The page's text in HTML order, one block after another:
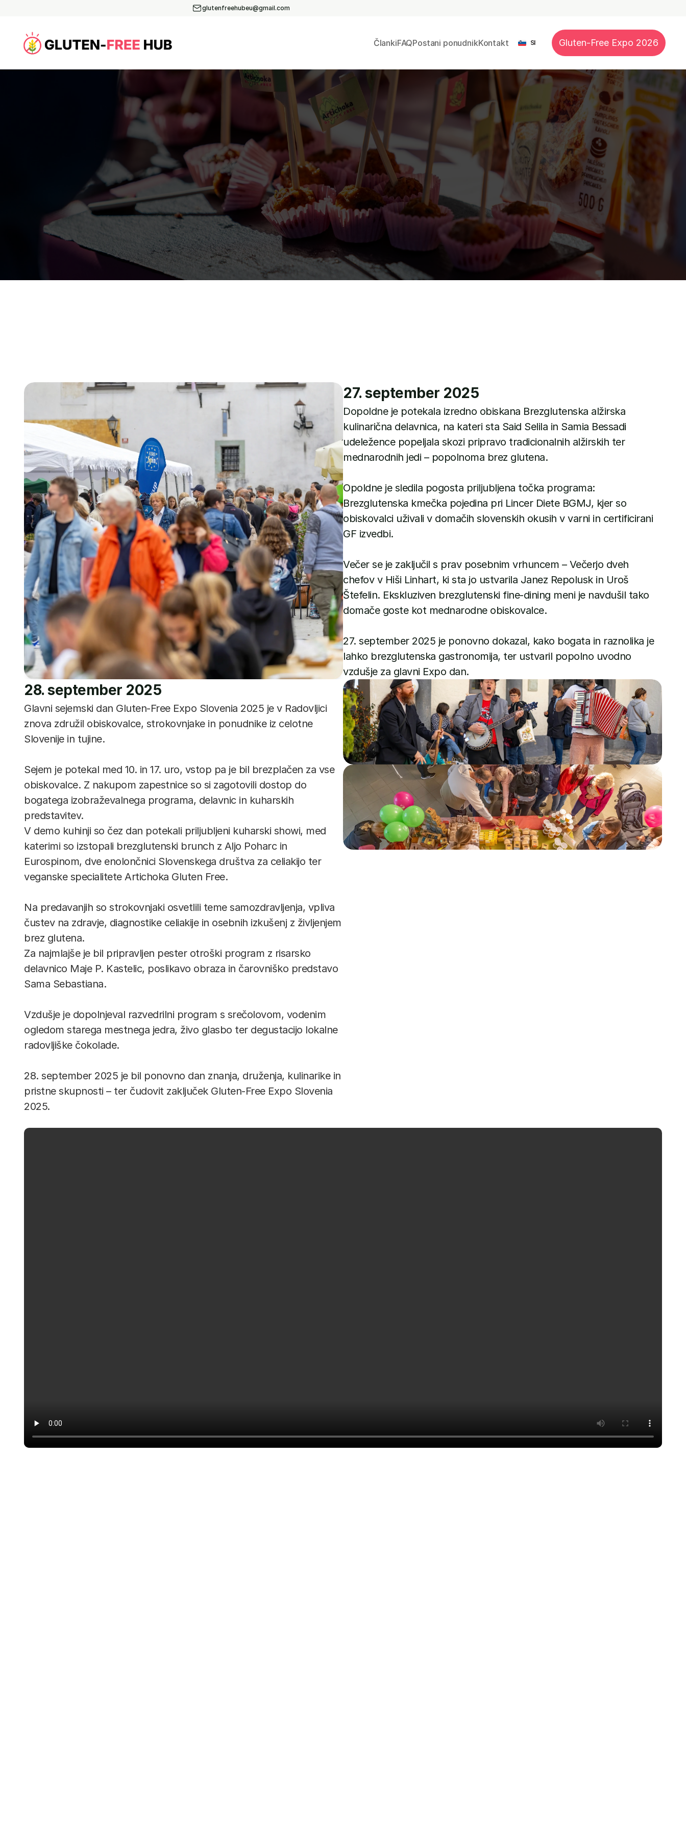
glutenfreehubeu@gmail.com
ČlankiFAQPostani ponudnikKontakt
Select Language
SI Gluten-Free Expo 2026
27. september 2025
Dopoldne je potekala izredno obiskana Brezglutenska alžirska
kulinarična delavnica, na kateri sta Said Selila in Samia Bessadi
udeležence popeljala skozi pripravo tradicionalnih alžirskih ter
mednarodnih jedi – popolnoma brez glutena.
Opoldne je sledila pogosta priljubljena točka programa:
Brezglutenska kmečka pojedina pri Lincer Diete BGMJ, kjer so
obiskovalci uživali v domačih slovenskih okusih v varni in certificirani
GF izvedbi.
Večer se je zaključil s prav posebnim vrhuncem – Večerjo dveh
chefov v Hiši Linhart, ki sta jo ustvarila Janez Repolusk in Uroš
Štefelin. Ekskluziven brezglutenski fine-dining meni je navdušil tako
domače goste kot mednarodne obiskovalce.
27. september 2025 je ponovno dokazal, kako bogata in raznolika je
lahko brezglutenska gastronomija, ter ustvaril popolno uvodno
vzdušje za glavni Expo dan.
28. september 2025
Glavni sejemski dan Gluten-Free Expo Slovenia 2025 je v Radovljici
znova združil obiskovalce, strokovnjake in ponudnike iz celotne
Slovenije in tujine.
Sejem je potekal med 10. in 17. uro, vstop pa je bil brezplačen za vse
obiskovalce. Z nakupom zapestnice so si zagotovili dostop do
bogatega izobraževalnega programa, delavnic in kuharskih
predstavitev.
V demo kuhinji so čez dan potekali priljubljeni kuharski showi, med
katerimi so izstopali brezglutenski brunch z Aljo Poharc in
Eurospinom, dve enolončnici Slovenskega društva za celiakijo ter
veganske specialitete Artichoka Gluten Free.
Na predavanjih so strokovnjaki osvetlili teme samozdravljenja, vpliva
čustev na zdravje, diagnostike celiakije in osebnih izkušenj z življenjem
brez glutena.
Za najmlajše je bil pripravljen pester otroški program z risarsko
delavnico Maje P. Kastelic, poslikavo obraza in čarovniško predstavo
Sama Sebastiana.
Vzdušje je dopolnjeval razvedrilni program s srečolovom, vodenim
ogledom starega mestnega jedra, živo glasbo ter degustacijo lokalne
radovljiške čokolade.
28. september 2025 je bil ponovno dan znanja, druženja, kulinarike in
pristne skupnosti – ter čudovit zaključek Gluten-Free Expo Slovenia
2025.